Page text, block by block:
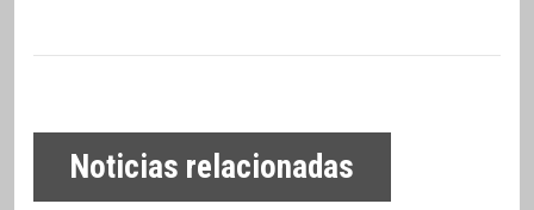
Noticias relacionadas